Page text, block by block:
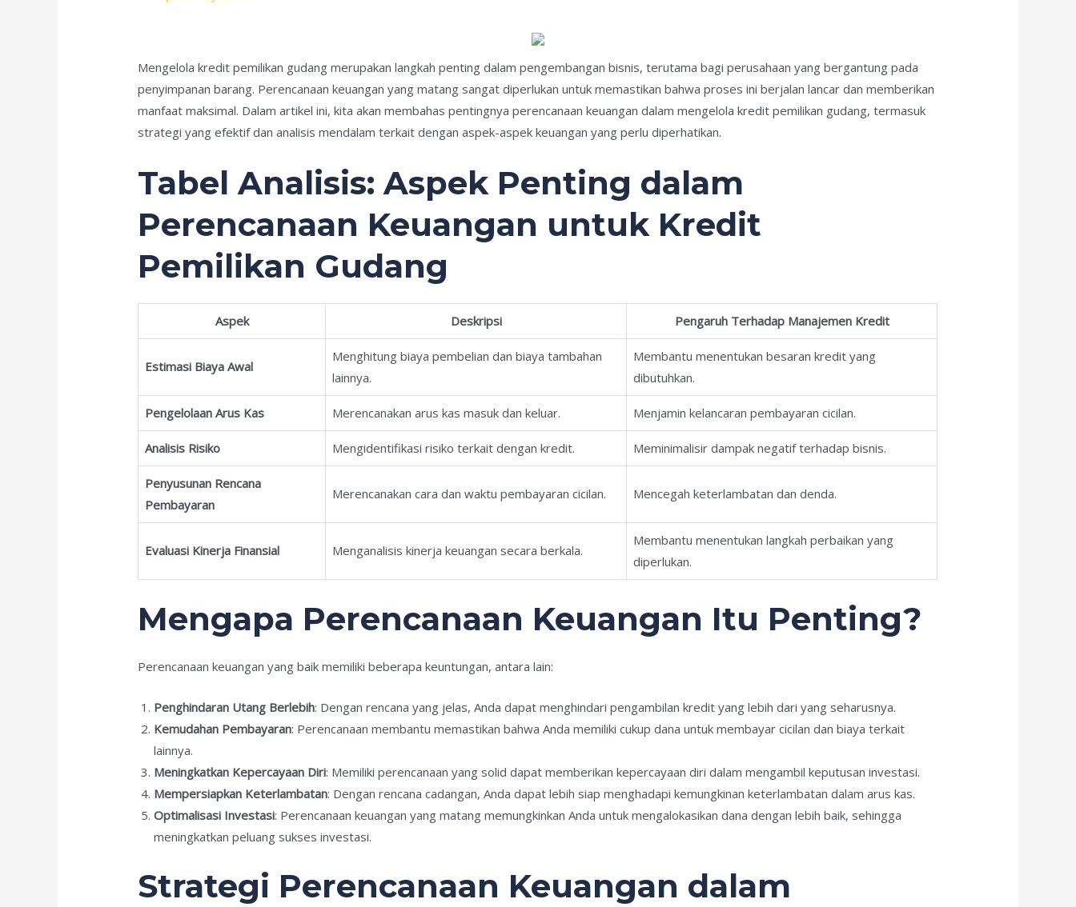
Mengelola kredit pemilikan gudang merupakan langkah penting dalam pengembangan bisnis, terutama bagi perusahaan yang bergantung pada
penyimpanan barang. Perencanaan keuangan yang matang sangat diperlukan untuk memastikan bahwa proses ini berjalan lancar dan memberikan
manfaat maksimal. Dalam artikel ini, kita akan membahas pentingnya perencanaan keuangan dalam mengelola kredit pemilikan gudang, termasuk
strategi yang efektif dan analisis mendalam terkait dengan aspek-aspek keuangan yang perlu diperhatikan.
Tabel Analisis: Aspek Penting dalam
Perencanaan Keuangan untuk Kredit
Pemilikan Gudang
Aspek Deskripsi Pengaruh Terhadap Manajemen Kredit
Estimasi Biaya Awal
Menghitung biaya pembelian dan biaya tambahan
lainnya.
Membantu menentukan besaran kredit yang
dibutuhkan.
Pengelolaan Arus Kas Merencanakan arus kas masuk dan keluar. Menjamin kelancaran pembayaran cicilan.
Analisis Risiko Mengidentifikasi risiko terkait dengan kredit. Meminimalisir dampak negatif terhadap bisnis.
Penyusunan Rencana
Pembayaran
Merencanakan cara dan waktu pembayaran cicilan. Mencegah keterlambatan dan denda.
Evaluasi Kinerja Finansial Menganalisis kinerja keuangan secara berkala.
Membantu menentukan langkah perbaikan yang
diperlukan.
Mengapa Perencanaan Keuangan Itu Penting?
Perencanaan keuangan yang baik memiliki beberapa keuntungan, antara lain:
Penghindaran Utang Berlebih: Dengan rencana yang jelas, Anda dapat menghindari pengambilan kredit yang lebih dari yang seharusnya.
Kemudahan Pembayaran: Perencanaan membantu memastikan bahwa Anda memiliki cukup dana untuk membayar cicilan dan biaya terkait
lainnya.
Meningkatkan Kepercayaan Diri: Memiliki perencanaan yang solid dapat memberikan kepercayaan diri dalam mengambil keputusan investasi.
Mempersiapkan Keterlambatan: Dengan rencana cadangan, Anda dapat lebih siap menghadapi kemungkinan keterlambatan dalam arus kas.
Optimalisasi Investasi: Perencanaan keuangan yang matang memungkinkan Anda untuk mengalokasikan dana dengan lebih baik, sehingga
meningkatkan peluang sukses investasi.
Strategi Perencanaan Keuangan dalam